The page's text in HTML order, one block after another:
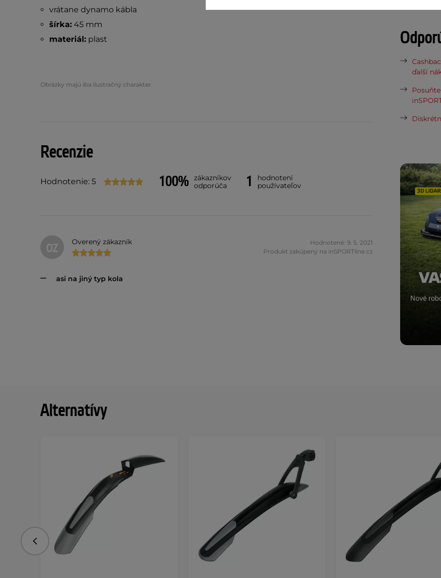
vrátane dynamo kábla
šírka:45 mm
materiál:plast
Obrázky majú iba ilustračný charakter.
Recenzie
Hodnotenie: 5 100% zákazníkov
odporúča
1
hodnotení
používateľov
OZ Overený zákazník
Hodnotené: 9. 5. 2021
Produkt zakúpený na inSPORTline.cz
asi na jiný typ kola
ďalší
Alternatívy
Predchádzajúce